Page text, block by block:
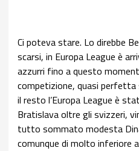
Ci poteva stare. Lo direbbe
scarsi, in Europa League è
azzurri fino a questo
competizione, quasi
il resto l’Europa League è
Bratislava oltre gli svizzeri,
tutto sommato modesta
comunque di molto inferiore